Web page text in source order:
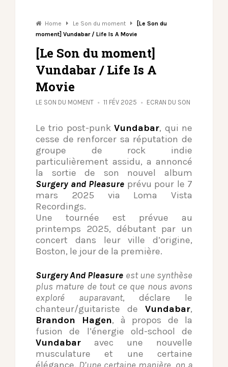
Home Le Son du moment
[Le Son du
moment] Vundabar / Life Is A Movie
[Le Son du moment]
Vundabar / Life Is A
Movie
LE SON DU MOMENT 11 FÉV 2025 ECRAN DU SON
Le trio post-punkVundabar, qui ne
cesse de renforcer sa réputation de
groupe de rock indie
particulièrement assidu, a annoncé
la sortie de son nouvel album
Surgery and Pleasure prévu pour le 7
mars 2025 via Loma Vista
Recordings.
Une tournée est prévue au
printemps 2025, débutant par un
concert dans leur ville d’origine,
Boston, le jour de la première.
Surgery And Pleasure est une synthèse
plus mature de tout ce que nous avons
exploré auparavant, déclare le
chanteur/guitariste de Vundabar,
Brandon Hagen, à propos de la
fusion de l’énergie old-school de
Vundabar avec une nouvelle
musculature et une certaine